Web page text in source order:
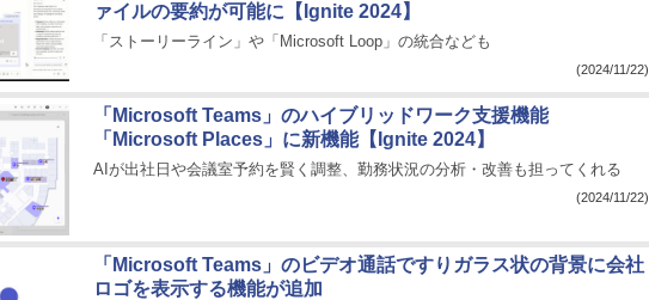
ァイルの要約が可能に【Ignite 2024】
「ストーリーライン」や「Microsoft Loop」の統合なども
(2024/11/22)
「Microsoft Teams」のハイブリッドワーク支援機能
「Microsoft Places」に新機能【Ignite 2024】
AIが出社日や会議室予約を賢く調整、勤務状況の分析・改善も担ってくれる
(2024/11/22)
「Microsoft Teams」のビデオ通話ですりガラス状の背景に会社
ロゴを表示する機能が追加